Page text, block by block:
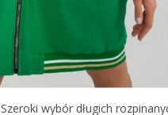
Szeroki wybór długich